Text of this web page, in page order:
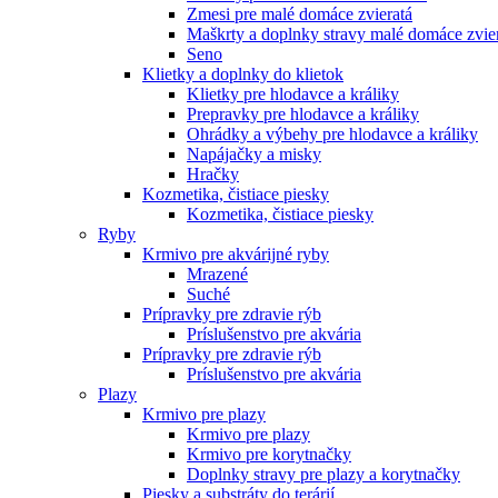
Zmesi pre malé domáce zvieratá
Maškrty a doplnky stravy malé domáce
Seno
Klietky a doplnky do klietok
Klietky pre hlodavce a králiky
Prepravky pre hlodavce a králiky
Ohrádky a výbehy pre hlodavce a králiky
Napájačky a misky
Hračky
Kozmetika, čistiace piesky
Kozmetika, čistiace piesky
Ryby
Krmivo pre akvárijné ryby
Mrazené
Suché
Prípravky pre zdravie rýb
Príslušenstvo pre akvária
Prípravky pre zdravie rýb
Príslušenstvo pre akvária
Plazy
Krmivo pre plazy
Krmivo pre plazy
Krmivo pre korytnačky
Doplnky stravy pre plazy a korytnačky
Piesky a substráty do terárií